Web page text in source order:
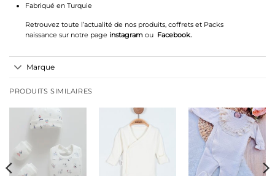
Fabriqué en Turquie
Retrouvez toute l’actualité de nos produits, coffrets et Packs
naissance sur notre page instagram ou Facebook.
Marque
PRODUITS SIMILAIRES